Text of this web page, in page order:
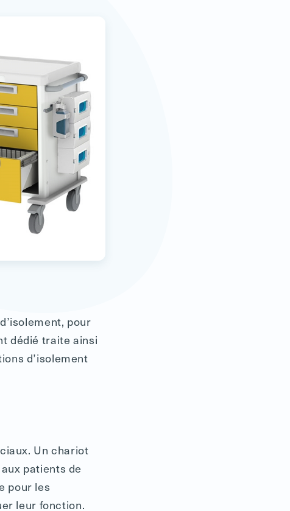
pour
dédié traite ainsi
d’isolement
Un chariot
patients de
pour les
leur fonction.